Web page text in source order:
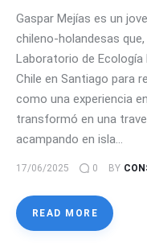
Gaspar Mejías es un
chileno-holandesas
Laboratorio de Ecología
Chile en Santiago para
como una experiencia
transformó en una
acampando en isla…
17/06/2025 0 BY
READ MORE